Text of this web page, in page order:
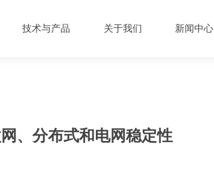
技术与产品 关于我们 新闻中心
、分布式和电网稳定性